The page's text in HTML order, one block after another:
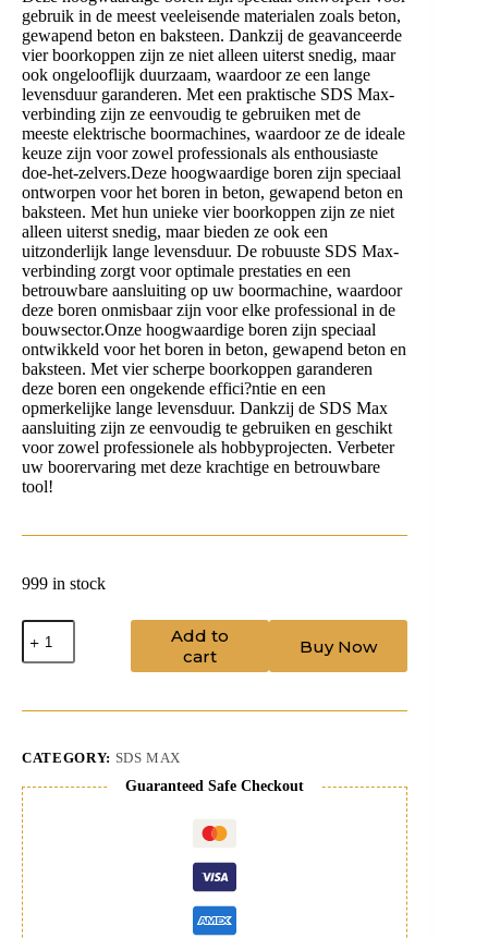
gebruik in de meest veeleisende materialen zoals beton,
gewapend beton en baksteen. Dankzij de geavanceerde
vier boorkoppen zijn ze niet alleen uiterst snedig, maar
ook ongelooflijk duurzaam, waardoor ze een lange
levensduur garanderen. Met een praktische SDS Max-
verbinding zijn ze eenvoudig te gebruiken met de
meeste elektrische boormachines, waardoor ze de ideale
keuze zijn voor zowel professionals als enthousiaste
doe-het-zelvers.Deze hoogwaardige boren zijn speciaal
ontworpen voor het boren in beton, gewapend beton en
baksteen. Met hun unieke vier boorkoppen zijn ze niet
alleen uiterst snedig, maar bieden ze ook een
uitzonderlijk lange levensduur. De robuuste SDS Max-
verbinding zorgt voor optimale prestaties en een
betrouwbare aansluiting op uw boormachine, waardoor
deze boren onmisbaar zijn voor elke professional in de
bouwsector.Onze hoogwaardige boren zijn speciaal
ontwikkeld voor het boren in beton, gewapend beton en
baksteen. Met vier scherpe boorkoppen garanderen
deze boren een ongekende effici?ntie en een
opmerkelijke lange levensduur. Dankzij de SDS Max
aansluiting zijn ze eenvoudig te gebruiken en geschikt
voor zowel professionele als hobbyprojecten. Verbeter
uw boorervaring met deze krachtige en betrouwbare
tool!
999 in stock
Drill
Bit
26/520
Add to
cart
Buy Now
CATEGORY: SDS MAX
Guaranteed Safe Checkout